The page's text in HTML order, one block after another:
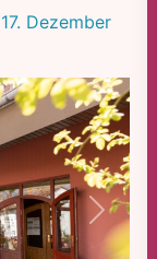
17. Dezember